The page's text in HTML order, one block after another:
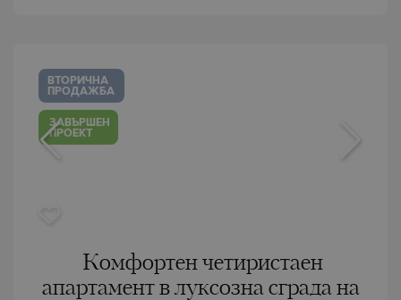
ВТОРИЧНА
ПРОДАЖБА
ЗАВЪРШЕН
ПРОЕКТ
Комфортен четиристаен
апартамент в луксозна сграда на